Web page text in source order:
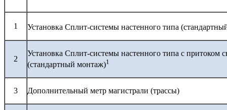
1 Установка Сплит-системы настенного типа
2
Установка Сплит-системы настенного типа с притоком
(стандартный монтаж)1
3 Дополнительный метр магистрали (трассы)